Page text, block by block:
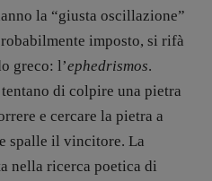
la “giusta oscillazione”
imposto, si rifà
greco: l’ephedrismos.
di colpire una pietra
e cercare la pietra a
spalle il vincitore. La
nella ricerca poetica di